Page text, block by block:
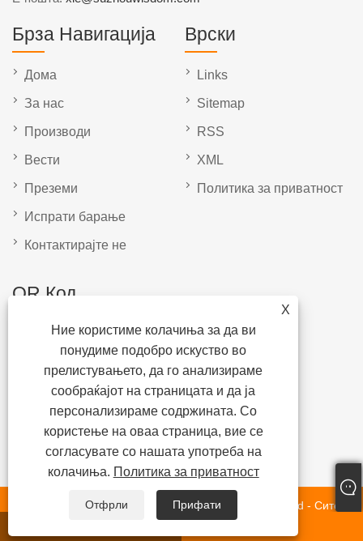
X
Ние користиме колачиња за да ви
понудиме подобро искуство во
прелистувањето, да го анализираме
сообраќајот на страницата и да ја
персонализираме содржината. Со
користење на оваа страница, вие се
согласувате со нашата употреба на
колачиња. Политика за приватност
Отфрли Прифати
Брза Навигација
Дома
За нас
Производи
Вести
Преземи
Испрати барање
Контактирајте не
Врски
Links
Sitemap
RSS
XML
Политика за приватност
QR Код
Авторски права © Suzhou Wisdom International Co., Ltd - Сите